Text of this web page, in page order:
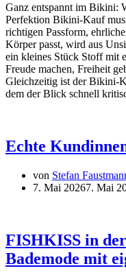
Ganz entspannt im Bikini:
Perfektion Bikini-Kauf
richtigen Passform,
Körper passt, wird aus
ein kleines Stück Stoff mit
Freude machen, Freiheit
Gleichzeitig ist der Bikini-
dem der Blick schnell
Echte
von Stefan
7. Mai 20267. Mai
FISHKISS in
Bademode mit